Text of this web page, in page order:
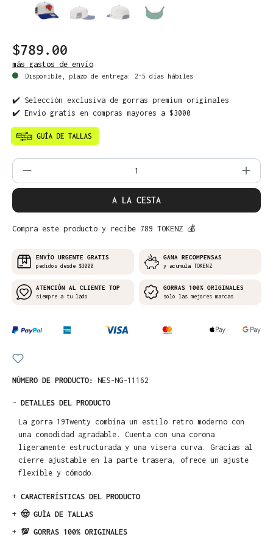
$789.00
más gastos de envío
Disponible, plazo de entrega: 2-5 días hábiles
✔️ Selección exclusiva de gorras premium originales
✔️ Envío gratis en compras mayores a $3000
Cantidad del producto: introduce la
A LA CESTA
Compra este producto y recibe 789 TOKENZ 💰
ENVÍO URGENTE GRATIS
pedidos desde $3000
GANA RECOMPENSAS
y acumula TOKENZ
ATENCIÓN AL CLIENTE TOP
siempre a tu lado
GORRAS 100% ORIGINALES
solo las mejores marcas
NÚMERO DE PRODUCTO: NES-NG-11162
- DETALLES DEL PRODUCTO
La gorra 19Twenty combina un estilo retro moderno con
una comodidad agradable. Cuenta con una corona
ligeramente estructurada y una visera curva. Gracias al
cierre ajustable en la parte trasera, ofrece un ajuste
flexible y cómodo.
+ CARACTERÍSTICAS DEL PRODUCTO
+ 🤠 GUÍA DE TALLAS
+ 💯 GORRAS 100% ORIGINALES